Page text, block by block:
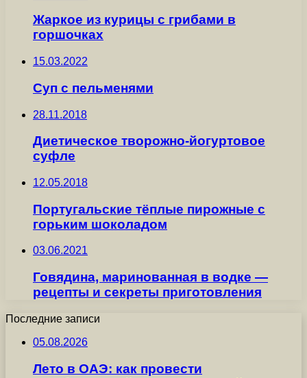
Жаркое из курицы с грибами в
горшочках
15.03.2022
Суп с пельменями
28.11.2018
Диетическое творожно-йогуртовое
суфле
12.05.2018
Португальские тёплые пирожные с
горьким шоколадом
03.06.2021
Говядина, маринованная в водке —
рецепты и секреты приготовления
Последние записи
05.08.2026
Лето в ОАЭ: как провести